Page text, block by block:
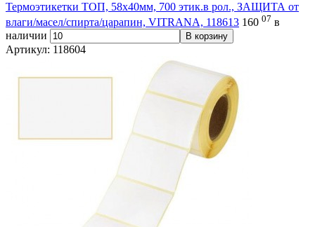
Термоэтикетки ТОП, 58х40мм, 700 этик.в рол., ЗАЩИТА от
влаги/масел/спирта/царапин, VITRANA, 118613 160 07 в
наличии
В корзину
Артикул: 118604